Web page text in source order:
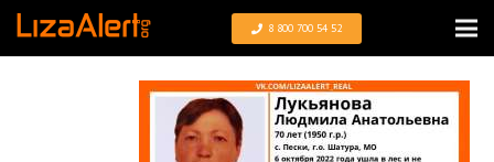
8 800 700 54 52